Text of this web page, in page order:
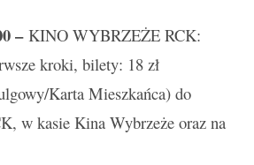
–KINO WYBRZEŻE RCK:
kroki, bilety: 18 zł
Karta Mieszkańca) do
w kasie Kina Wybrzeże oraz na